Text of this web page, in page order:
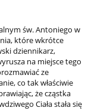
św. Antoniego w
które wkrótce
dziennikarz,
na miejsce tego
ze
co tak właściwie
że cząstka
Ciała stała się